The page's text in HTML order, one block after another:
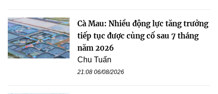
Cà Mau: Nhiều động lực tăng trưởng
tiếp tục được củng cố sau 7 tháng
năm 2026
Chu Tuấn
21:08 06/08/2026